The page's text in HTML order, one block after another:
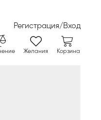
Регистрация/Вход
Желания Корзина